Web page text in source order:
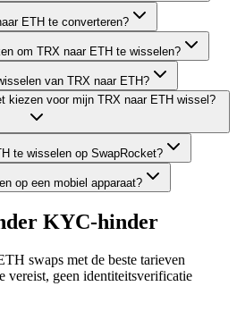
ETH te converteren?
om TRX naar ETH te wisselen?
van TRX naar ETH?
kiezen voor mijn TRX naar ETH wissel?
te wisselen op SwapRocket?
op een mobiel apparaat?
KYC-hinder
swaps met de beste tarieven
vereist, geen identiteitsverificatie